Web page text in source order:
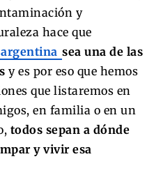
y
hace que
sea una de las
y es por eso que hemos
que listaremos en
en familia o en un
todos sepan a dónde
y vivir esa